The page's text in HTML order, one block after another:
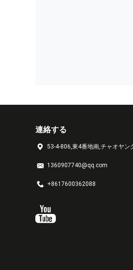
連絡する
53-4-806,東4番地南,チャオヤン
1360907740@qq.com
+8617600362088